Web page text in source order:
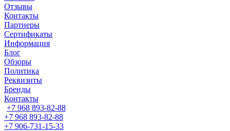
Отзывы
Контакты
Партнеры
Сертификаты
Информация
Блог
Обзоры
Политика
Реквизиты
Бренды
Контакты
+7 968 893-82-88
+7 968 893-82-88
+7 906-731-15-33